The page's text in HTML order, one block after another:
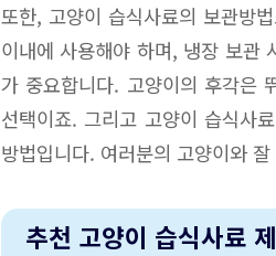
또한, 고양이 습식사료의 보관방
이내에 사용해야 하며, 냉장 보관
가 중요합니다. 고양이의 후각은
선택이죠. 그리고 고양이 습식사
방법입니다. 여러분의 고양이와
추천 고양이 습식사료